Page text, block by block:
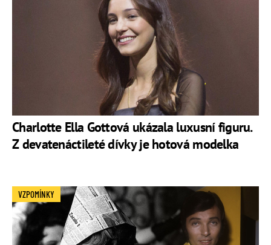
Charlotte Ella Gottová ukázala luxusní figuru.
Z devatenáctileté dívky je hotová modelka
VZPOMÍNKY